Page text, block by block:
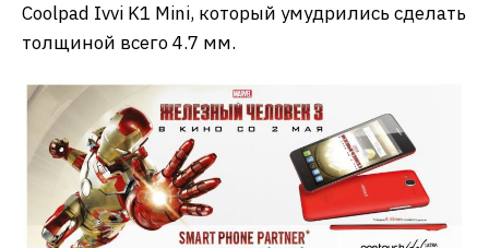
Coolpad Ivvi K1 Mini, который умудрились сделать
толщиной всего 4.7 мм.